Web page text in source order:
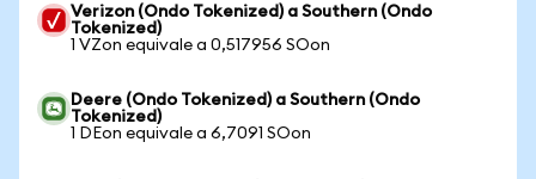
Verizon (Ondo Tokenized) a Southern (Ondo
Tokenized)
1 VZon equivale a 0,517956 SOon
Deere (Ondo Tokenized) a Southern (Ondo
Tokenized)
1 DEon equivale a 6,7091 SOon